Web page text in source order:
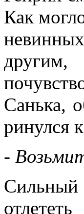
Как
Санька,
ринулся
-